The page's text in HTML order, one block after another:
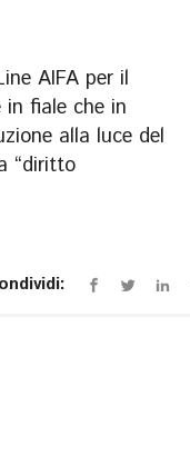
AIFA per il
fiale che in
alla luce del
“diritto